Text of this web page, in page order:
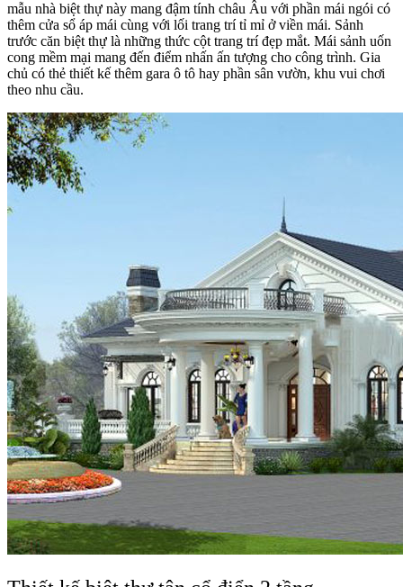
mẫu nhà biệt thự này mang đậm tính châu Âu với phần mái ngói có
thêm cửa sổ áp mái cùng với lối trang trí tỉ mỉ ở viền mái. Sảnh
trước căn biệt thự là những thức cột trang trí đẹp mắt. Mái sảnh uốn
cong mềm mại mang đến điểm nhấn ấn tượng cho công trình. Gia
chủ có thẻ thiết kế thêm gara ô tô hay phần sân vườn, khu vui chơi
theo nhu cầu.